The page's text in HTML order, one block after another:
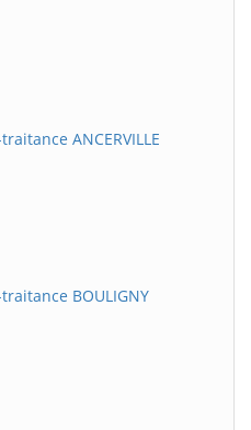
ANCERVILLE
BOULIGNY